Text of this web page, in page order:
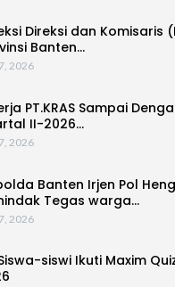
Direksi dan Komisaris
Banten…
2026
PT.KRAS Sampai
II-2026…
2026
Banten Irjen Pol
Tegas warga…
2026
siswi Ikuti Maxim